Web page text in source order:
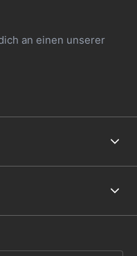
an einen unserer